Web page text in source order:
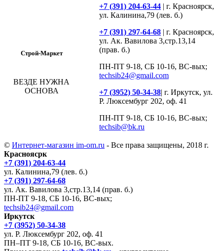
Строй-Маркет
ВЕЗДЕ НУЖНА
ОСНОВА
+7 (391) 204-63-44 | г. Красноярск,
ул. Калинина,79 (лев. б.)
+7 (391) 297-64-68 | г. Красноярск,
ул. Ак. Вавилова 3,стр.13,14
(прав. б.)
ПН-ПТ 9-18, СБ 10-16, ВС-вых;
techsib24@gmail.com
+7 (3952) 50-34-38| г. Иркутск, ул.
Р. Люксембург 202, оф. 41
ПН-ПТ 9-18, СБ 10-16, ВС-вых;
techsib@bk.ru
© Интернет-магазин im-om.ru - Все права защищены, 2018 г.
Красноясрк
+7 (391) 204-63-44
ул. Калинина,79 (лев. б.)
+7 (391) 297-64-68
ул. Ак. Вавилова 3,стр.13,14 (прав. б.)
ПН-ПТ 9-18, СБ 10-16, ВС-вых;
techsib24@gmail.com
Иркутск
+7 (3952) 50-34-38
ул. Р. Люксембург 202, оф. 41
ПН–ПТ 9-18, СБ 10-16, ВС-вых.